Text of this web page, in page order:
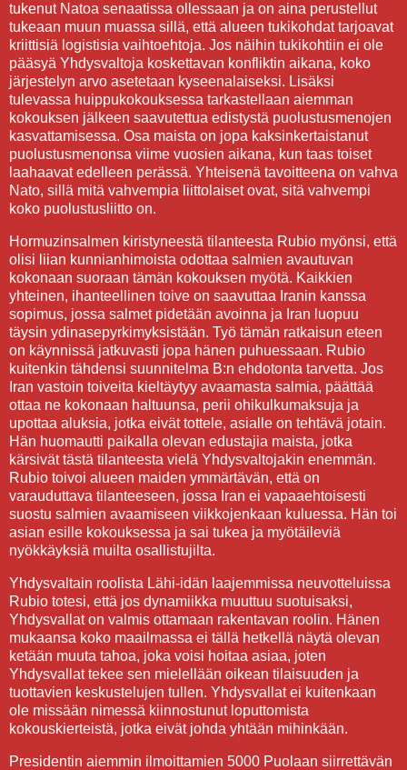
tukenut Natoa senaatissa ollessaan ja on aina perustellut
tukeaan muun muassa sillä, että alueen tukikohdat tarjoavat
kriittisiä logistisia vaihtoehtoja. Jos näihin tukikohtiin ei ole
pääsyä Yhdysvaltoja koskettavan konfliktin aikana, koko
järjestelyn arvo asetetaan kyseenalaiseksi. Lisäksi
tulevassa huippukokouksessa tarkastellaan aiemman
kokouksen jälkeen saavutettua edistystä puolustusmenojen
kasvattamisessa. Osa maista on jopa kaksinkertaistanut
puolustusmenonsa viime vuosien aikana, kun taas toiset
laahaavat edelleen perässä. Yhteisenä tavoitteena on vahva
Nato, sillä mitä vahvempia liittolaiset ovat, sitä vahvempi
koko puolustusliitto on.
Hormuzinsalmen kiristyneestä tilanteesta Rubio myönsi, että
olisi liian kunnianhimoista odottaa salmien avautuvan
kokonaan suoraan tämän kokouksen myötä. Kaikkien
yhteinen, ihanteellinen toive on saavuttaa Iranin kanssa
sopimus, jossa salmet pidetään avoinna ja Iran luopuu
täysin ydinasepyrkimyksistään. Työ tämän ratkaisun eteen
on käynnissä jatkuvasti jopa hänen puhuessaan. Rubio
kuitenkin tähdensi suunnitelma B:n ehdotonta tarvetta. Jos
Iran vastoin toiveita kieltäytyy avaamasta salmia, päättää
ottaa ne kokonaan haltuunsa, perii ohikulkumaksuja ja
upottaa aluksia, jotka eivät tottele, asialle on tehtävä jotain.
Hän huomautti paikalla olevan edustajia maista, jotka
kärsivät tästä tilanteesta vielä Yhdysvaltojakin enemmän.
Rubio toivoi alueen maiden ymmärtävän, että on
varauduttava tilanteeseen, jossa Iran ei vapaaehtoisesti
suostu salmien avaamiseen viikkojenkaan kuluessa. Hän toi
asian esille kokouksessa ja sai tukea ja myötäileviä
nyökkäyksiä muilta osallistujilta.
Yhdysvaltain roolista Lähi-idän laajemmissa neuvotteluissa
Rubio totesi, että jos dynamiikka muuttuu suotuisaksi,
Yhdysvallat on valmis ottamaan rakentavan roolin. Hänen
mukaansa koko maailmassa ei tällä hetkellä näytä olevan
ketään muuta tahoa, joka voisi hoitaa asiaa, joten
Yhdysvallat tekee sen mielellään oikean tilaisuuden ja
tuottavien keskustelujen tullen. Yhdysvallat ei kuitenkaan
ole missään nimessä kiinnostunut loputtomista
kokouskierteistä, jotka eivät johda yhtään mihinkään.
Presidentin aiemmin ilmoittamien 5000 Puolaan siirrettävän